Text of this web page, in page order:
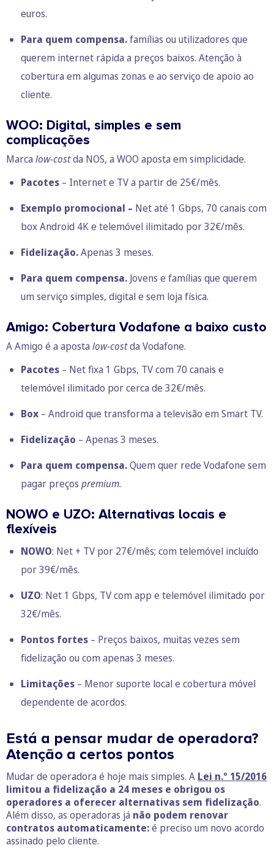
euros.
Para quem compensa.famílias ou utilizadores que
querem internet rápida a preços baixos. Atenção à
cobertura em algumas zonas e ao serviço de apoio ao
cliente.
WOO: Digital, simples e sem
complicações
Marca low-costda NOS, a WOO aposta em simplicidade.
Pacotes – Internet e TV a partir de 25€/mês.
Exemplo promocional – Net até 1 Gbps, 70 canais com
box Android 4K e telemóvel ilimitado por 32€/mês.
Fidelização.Apenas 3 meses.
Para quem compensa. Jovens e famílias que querem
um serviço simples, digital e sem loja física.
Amigo: Cobertura Vodafone a baixo custo
A Amigo é a aposta low-costda Vodafone.
Pacotes – Net fixa 1 Gbps, TV com 70 canais e
telemóvel ilimitado por cerca de 32€/mês.
Box – Android que transforma a televisão em Smart TV.
Fidelização – Apenas 3 meses.
Para quem compensa.Quem quer rede Vodafone sem
pagar preços premium.
NOWO e UZO: Alternativas locais e
flexíveis
NOWO: Net + TV por 27€/mês; com telemóvel incluído
por 39€/mês.
UZO: Net 1 Gbps, TV com app e telemóvel ilimitado por
32€/mês.
Pontos fortes – Preços baixos, muitas vezes sem
fidelização ou com apenas 3 meses.
Limitações – Menor suporte local e cobertura móvel
dependente de acordos.
Está a pensar mudar de operadora?
Atenção a certos pontos
Mudar de operadora é hoje mais simples. A Lei n.º 15/2016
limitou a fidelização a 24 meses e obrigou os
operadores a oferecer alternativas sem fidelização.
Além disso, as operadoras já não podem renovar
contratos automaticamente:é preciso um novo acordo
assinado pelo cliente.